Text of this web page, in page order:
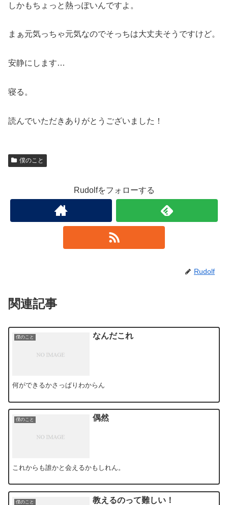
しかもちょっと熱っぽいんですよ。
まぁ元気っちゃ元気なのでそっちは大丈夫そうですけど。
安静にします…
寝る。
読んでいただきありがとうございました！
僕のこと
Rudolfをフォローする
Rudolf
関連記事
僕のこと なんだこれ
何ができるかさっぱりわからん
僕のこと 偶然
これからも誰かと会えるかもしれん。
僕のこと 教えるのって難しい！